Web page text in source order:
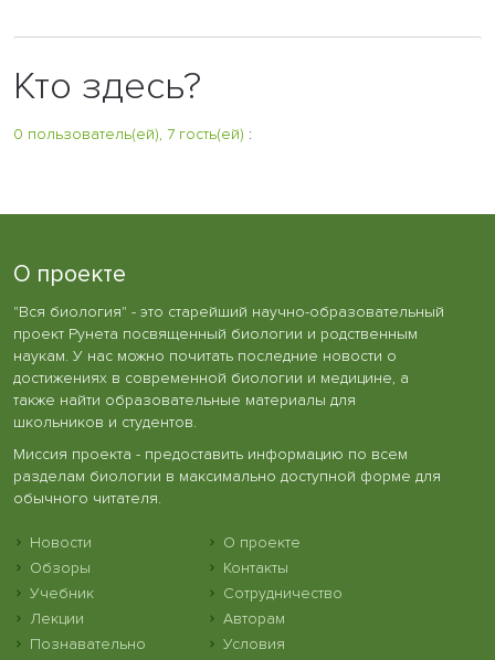
Кто здесь?
0 пользователь(ей), 7 гость(ей) :
О проекте
"Вся биология" - это старейший научно-образовательный
проект Рунета посвященный биологии и родственным
наукам. У нас можно почитать последние новости о
достижениях в современной биологии и медицине, а
также найти образовательные материалы для
школьников и студентов.
Миссия проекта - предоставить информацию по всем
разделам биологии в максимально доступной форме для
обычного читателя.
Новости
Обзоры
Учебник
Лекции
Познавательно
О проекте
Контакты
Сотрудничество
Авторам
Условия